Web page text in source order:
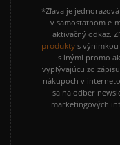
*Zľava je
v samostatnom e-
aktivačný odkaz.
produkty s výnimkou
s inými promo
vyplývajúcu zo
nákupoch v
sa na odber
marketingových